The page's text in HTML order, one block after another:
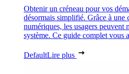
Obtenir un créneau pour vos
désormais simplifié. Grâce à une
numériques, les usagers
système. Ce guide complet vous
DefaultLire plus